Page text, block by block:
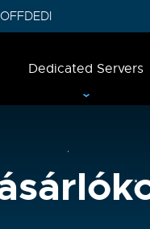
Dedicated Servers